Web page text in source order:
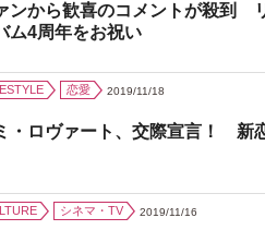
ンから歓喜のコメントが殺到
ム4周年をお祝い
恋愛 2019/11/18
・ロヴァート、交際宣言！ 新
シネマ・TV 2019/11/16